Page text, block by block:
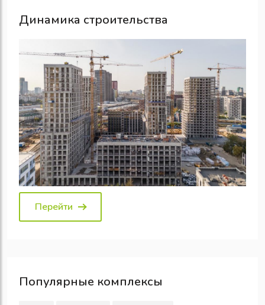
Динамика строительства
Перейти
Популярные комплексы